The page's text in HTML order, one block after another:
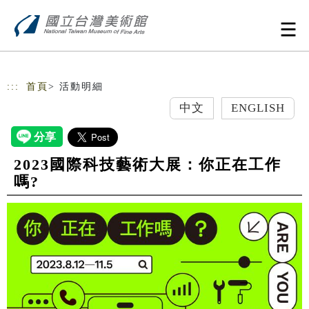
::: 首頁 > 活動明細
中文 ENGLISH
2023國際科技藝術大展：你正在工作
嗎?